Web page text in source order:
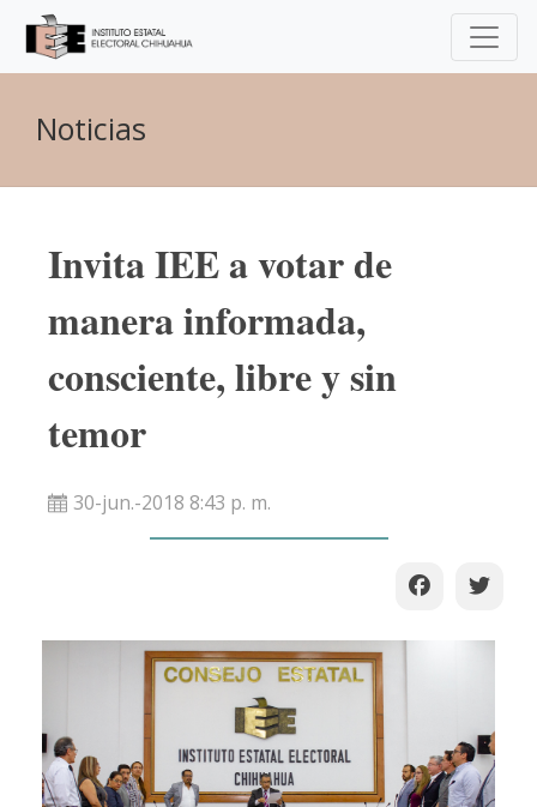
Noticias
Invita IEE a votar de
manera informada,
consciente, libre y sin
temor
30-jun.-2018 8:43 p. m.